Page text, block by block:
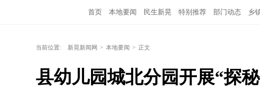
首页 本地要闻 民生新晃 特别推荐 部门动态 乡
当前位置: 新晃新闻网 > 本地要闻 > 正文
县幼儿园城北分园开展“探